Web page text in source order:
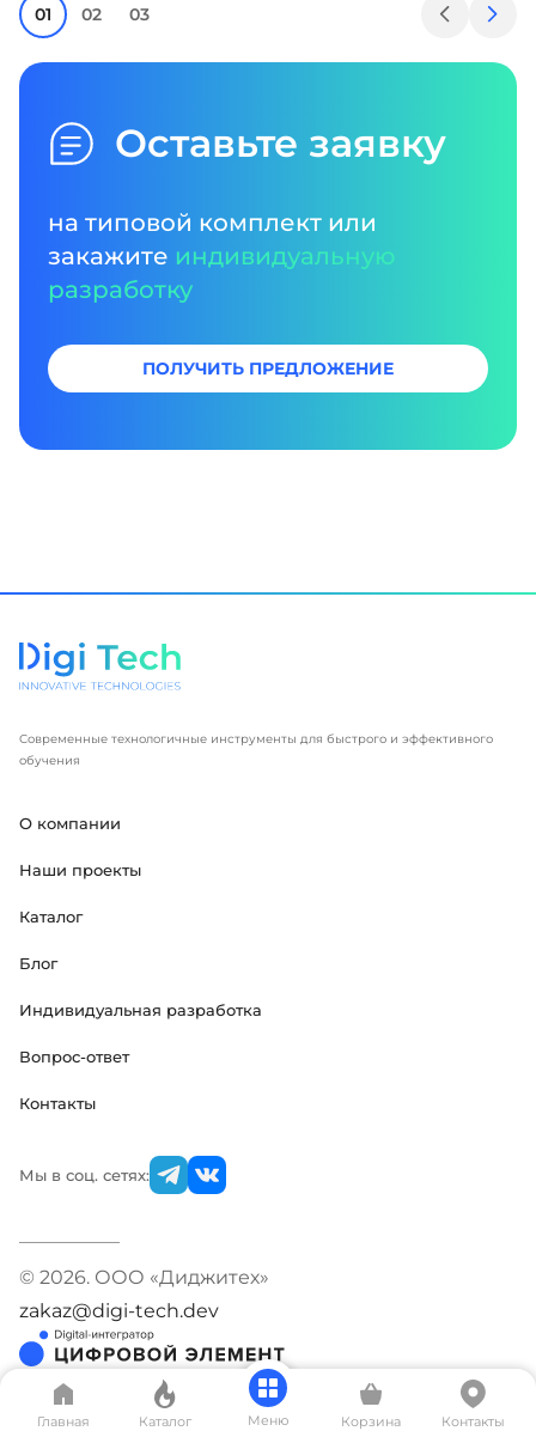
01 02 03
Оставьте заявку
на типовой комплект или
закажите индивидуальную
разработку
ПОЛУЧИТЬ ПРЕДЛОЖЕНИЕ
Современные технологичные инструменты для быстрого и эффективного
обучения
О компании
Наши проекты
Каталог
Блог
Индивидуальная разработка
Вопрос-ответ
Контакты
Мы в соц. сетях:
© 2026. ООО «Диджитех»
zakaz@digi-tech.dev
Главная Каталог Меню Корзина Контакты